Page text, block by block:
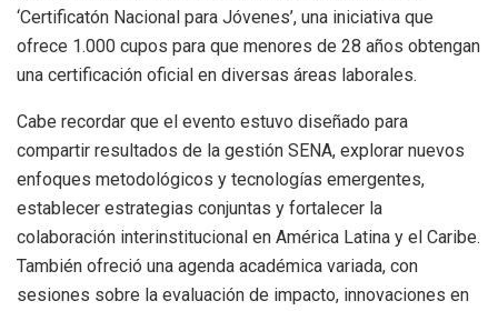
‘Certificatón Nacional para Jóvenes’, una iniciativa que
ofrece 1.000 cupos para que menores de 28 años obtengan
una certificación oficial en diversas áreas laborales.
Cabe recordar que el evento estuvo diseñado para
compartir resultados de la gestión SENA, explorar nuevos
enfoques metodológicos y tecnologías emergentes,
establecer estrategias conjuntas y fortalecer la
colaboración interinstitucional en América Latina y el Caribe.
También ofreció una agenda académica variada, con
sesiones sobre la evaluación de impacto, innovaciones en